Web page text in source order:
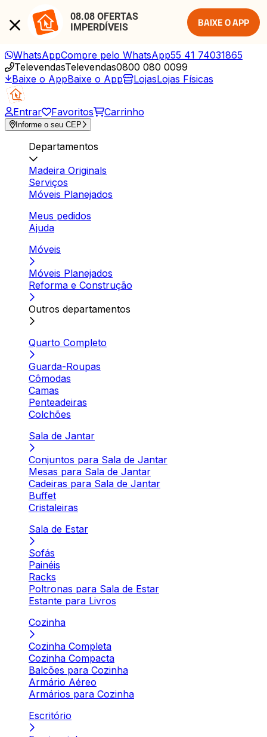
08.08 OFERTAS
IMPERDÍVEIS
BAIXE O APP
WhatsAppCompre pelo WhatsApp55 41 74031865
TelevendasTelevendas0800 080 0099
Baixe o AppBaixe o App LojasLojas Físicas
Entrar Favoritos Carrinho
Informe o seu CEP
Departamentos
Madeira Originals
Serviços
Móveis Planejados
Meus pedidos
Ajuda
Móveis
Móveis Planejados
Reforma e Construção
Outros departamentos
Quarto Completo
Guarda-Roupas
Cômodas
Camas
Penteadeiras
Colchões
Sala de Jantar
Conjuntos para Sala de Jantar
Mesas para Sala de Jantar
Cadeiras para Sala de Jantar
Buffet
Cristaleiras
Sala de Estar
Sofás
Painéis
Racks
Poltronas para Sala de Estar
Estante para Livros
Cozinha
Cozinha Completa
Cozinha Compacta
Balcões para Cozinha
Armário Aéreo
Armários para Cozinha
Escritório